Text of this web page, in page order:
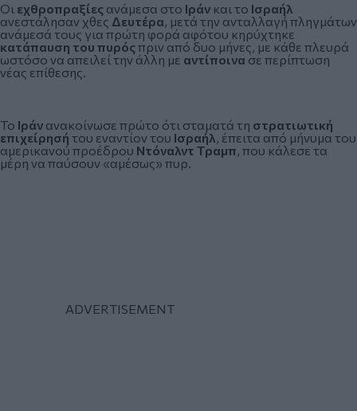
Οι εχθροπραξίες ανάμεσα στο Ιράν και το Ισραήλ
ανεστάλησαν χθες Δευτέρα, μετά την ανταλλαγή πληγμάτων
ανάμεσά τους για πρώτη φορά αφότου κηρύχτηκε
κατάπαυση του πυρόςπριν από δυο μήνες, με κάθε πλευρά
ωστόσο να απειλεί την άλλη με αντίποινα σε περίπτωση
νέας επίθεσης.
Το Ιράν ανακοίνωσε πρώτο ότι σταματά τη στρατιωτική
επιχείρησή του εναντίον του Ισραήλ, έπειτα από μήνυμα του
αμερικανού προέδρου Ντόναλντ Τραμπ, που κάλεσε τα
μέρη να παύσουν «αμέσως» πυρ.